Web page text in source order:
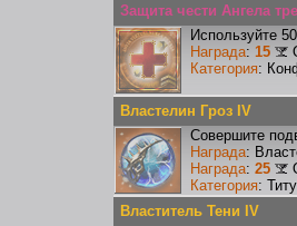
Защита чести Ангела
Используйте
Награда: 15
Категория:
Властелин Гроз IV
Совершите
Награда:
Награда: 25
Категория:
Властитель Тени IV